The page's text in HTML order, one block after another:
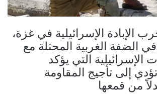
الإبادة الإسرائيلية في غزة،
الضفة الغربية المحتلة مع
الإسرائيلية التي يؤكد
إلى تأجيج المقاومة
من قمعها